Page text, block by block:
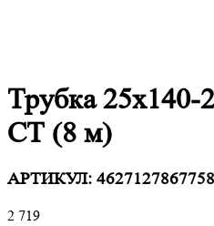
Трубка
СТ (8 м)
АРТИКУЛ: 4627127867758
2 719